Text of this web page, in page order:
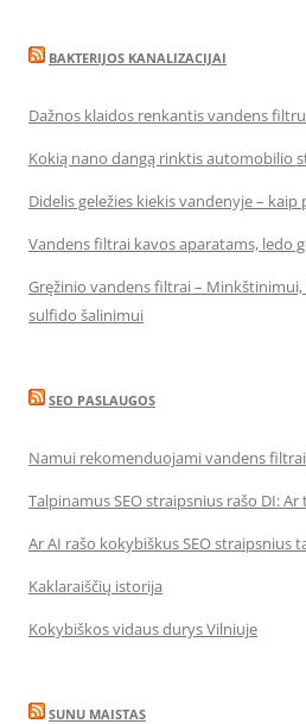
BAKTERIJOS KANALIZACIJAI
Dažnos klaidos renkantis vandens
Kokią nano dangą rinktis automobilio
Didelis geležies kiekis vandenyje –
Vandens filtrai kavos aparatams, ledo
Gręžinio vandens filtrai –
sulfido šalinimui
SEO PASLAUGOS
Namui rekomenduojami vandens filtrai
Talpinamus SEO straipsnius rašo DI:
Ar AI rašo kokybiškus SEO straipsnius
Kaklaraiščių istorija
Kokybiškos vidaus durys Vilniuje
SUNU MAISTAS